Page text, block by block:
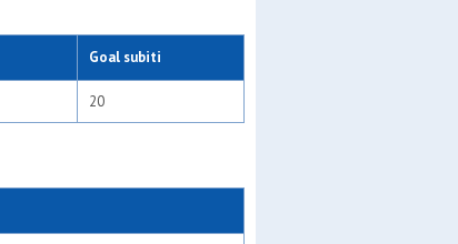
Goal subiti
20